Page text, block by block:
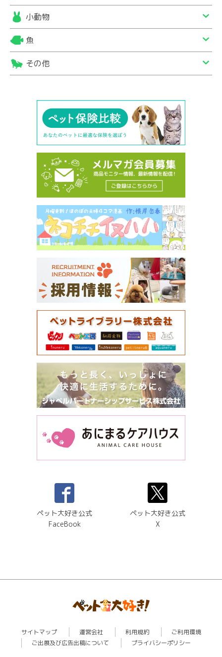
小動物
魚
その他
ペット大好き公式
FaceBook
ペット大好き公式
X
サイトマップ 運営会社 利用規約
ご利用環境
ご出展及び広告出稿について
プライバシーポリシー